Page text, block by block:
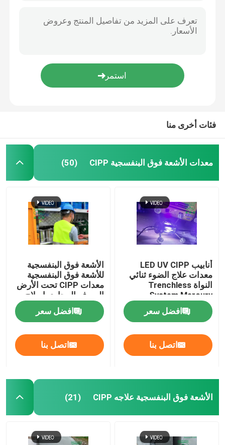
فئات أخرى منا
معدات الأشعة فوق البنفسجية CIPP (50)
أنابيب LED UV CIPP
معدات علاج الضوء ثنائي
النواة Trenchless
System Mercury
Technology
افضل سعر
اتصل بنا
الأشعة فوق البنفسجية
للأشعة فوق البنفسجية
معدات CIPP تحت الأرض
الصرف المجاري إصلاح
خط أنابيب الصرف
افضل سعر
اتصل بنا
الأشعة فوق البنفسجية علاجه CIPP (21)